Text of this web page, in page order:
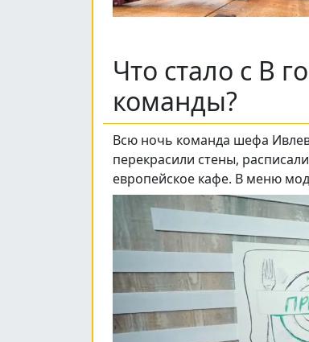
Что стало с В
команды?
Всю ночь команда шефа
перекрасили стены,
европейское кафе. В меню